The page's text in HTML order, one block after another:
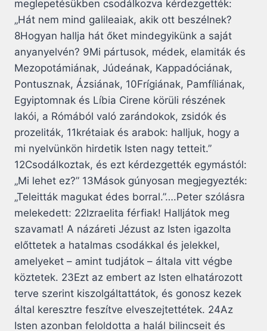
meglepetésükben csodálkozva kérdezgették:
„Hát nem mind galileaiak, akik ott beszélnek?
8Hogyan hallja hát őket mindegyikünk a saját
anyanyelvén? 9Mi pártusok, médek, elamiták és
Mezopotámiának, Júdeának, Kappadóciának,
Pontusznak, Ázsiának, 10Frígiának, Pamfíliának,
Egyiptomnak és Líbia Cirene körüli részének
lakói, a Rómából való zarándokok, zsidók és
prozeliták, 11krétaiak és arabok: halljuk, hogy a
mi nyelvünkön hirdetik Isten nagy tetteit.”
12Csodálkoztak, és ezt kérdezgették egymástól:
„Mi lehet ez?” 13Mások gúnyosan megjegyezték:
„Teleitták magukat édes borral.”….Peter szólásra
melekedett: 22Izraelita férfiak! Halljátok meg
szavamat! A názáreti Jézust az Isten igazolta
előttetek a hatalmas csodákkal és jelekkel,
amelyeket – amint tudjátok – általa vitt végbe
köztetek. 23Ezt az embert az Isten elhatározott
terve szerint kiszolgáltattátok, és gonosz kezek
által keresztre feszítve elveszejtettétek. 24Az
Isten azonban feloldotta a halál bilincseit és